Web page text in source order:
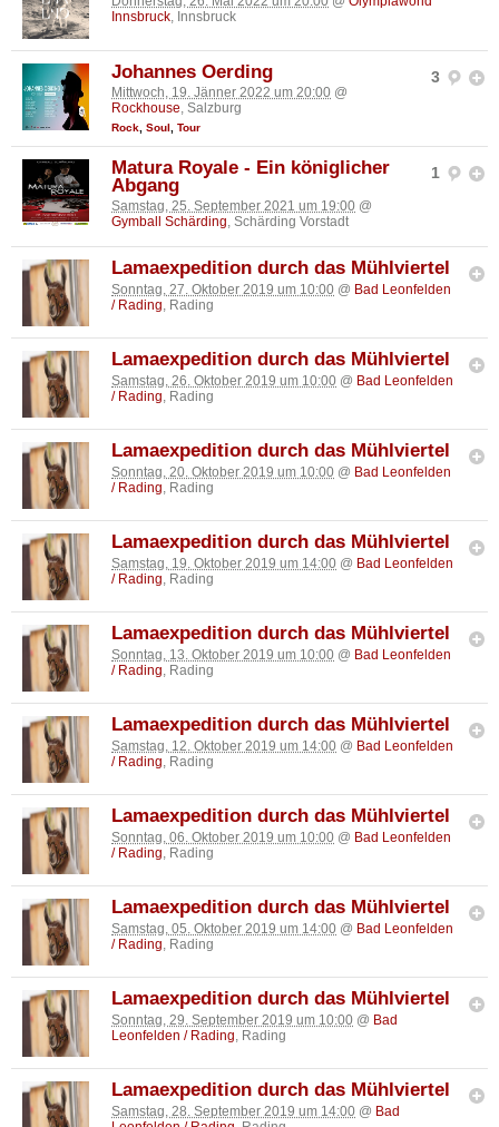
Innsbruck, Innsbruck
3
Johannes Oerding
Mittwoch, 19. Jänner 2022 um 20:00 @
Rockhouse, Salzburg
Rock Soul Tour
1
Matura Royale - Ein königlicher
Abgang
Samstag, 25. September 2021 um 19:00 @
Gymball Schärding, Schärding Vorstadt
Lamaexpedition durch das Mühlviertel
Sonntag, 27. Oktober 2019 um 10:00 @ Bad Leonfelden
/ Rading , Rading
Lamaexpedition durch das Mühlviertel
Samstag, 26. Oktober 2019 um 10:00 @ Bad Leonfelden
/ Rading , Rading
Lamaexpedition durch das Mühlviertel
Sonntag, 20. Oktober 2019 um 10:00 @ Bad Leonfelden
/ Rading , Rading
Lamaexpedition durch das Mühlviertel
Samstag, 19. Oktober 2019 um 14:00 @ Bad Leonfelden
/ Rading , Rading
Lamaexpedition durch das Mühlviertel
Sonntag, 13. Oktober 2019 um 10:00 @ Bad Leonfelden
/ Rading , Rading
Lamaexpedition durch das Mühlviertel
Samstag, 12. Oktober 2019 um 14:00 @ Bad Leonfelden
/ Rading , Rading
Lamaexpedition durch das Mühlviertel
Sonntag, 06. Oktober 2019 um 10:00 @ Bad Leonfelden
/ Rading , Rading
Lamaexpedition durch das Mühlviertel
Samstag, 05. Oktober 2019 um 14:00 @ Bad Leonfelden
/ Rading , Rading
Lamaexpedition durch das Mühlviertel
Sonntag, 29. September 2019 um 10:00 @ Bad
Leonfelden / Rading , Rading
Lamaexpedition durch das Mühlviertel
Samstag, 28. September 2019 um 14:00 @ Bad